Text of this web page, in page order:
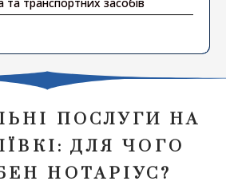
ПОСЛУГИ НА
ДЛЯ ЧОГО
НОТАРІУС?